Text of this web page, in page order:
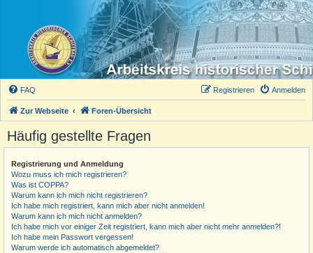
FAQ Anmelden
Registrieren
Zur Webseite Foren-Übersicht
Häufig gestellte Fragen
Registrierung und Anmeldung
Wozu muss ich mich registrieren?
Was ist COPPA?
Warum kann ich mich nicht registrieren?
Ich habe mich registriert, kann mich aber nicht anmelden!
Warum kann ich mich nicht anmelden?
Ich habe mich vor einiger Zeit registriert, kann mich aber nicht mehr anmelden?!
Ich habe mein Passwort vergessen!
Warum werde ich automatisch abgemeldet?